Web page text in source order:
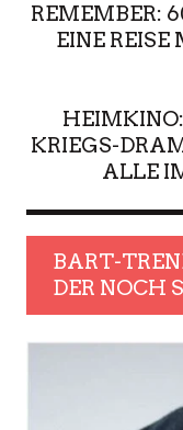
REMEMBER:
EINE
KRIEGS-
ALLE
BART-
DER NOCH